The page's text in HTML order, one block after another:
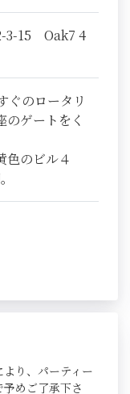
3-15 Oak7 4
ぐのロータリ
のゲートをく
色のビル４
り、パーティー
めご了承下さ